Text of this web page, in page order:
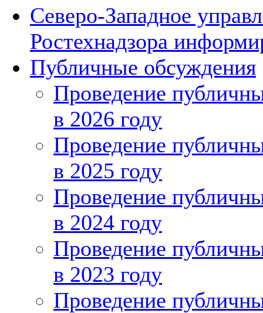
Северо-Западное
Ростехнадзора
Публичные обсуждения
Проведение
в 2026 году
Проведение
в 2025 году
Проведение
в 2024 году
Проведение
в 2023 году
Проведение